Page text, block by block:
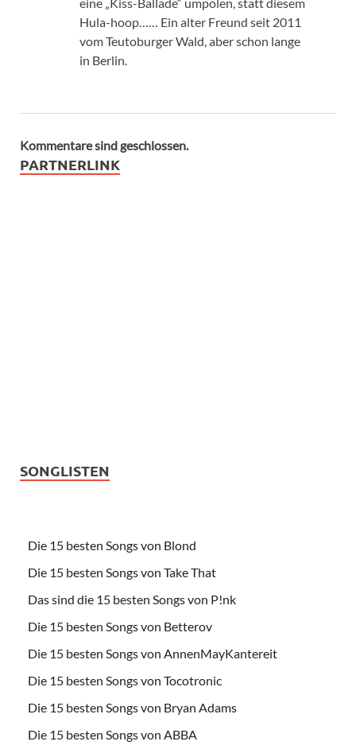
Hula-hoop…… Ein alter Freund seit 2011
vom Teutoburger Wald, aber schon lange
in Berlin.
Kommentare sind geschlossen.
PARTNERLINK
SONGLISTEN
Die 15 besten Songs von Blond
Die 15 besten Songs von Take That
Das sind die 15 besten Songs von P!nk
Die 15 besten Songs von Betterov
Die 15 besten Songs von AnnenMayKantereit
Die 15 besten Songs von Tocotronic
Die 15 besten Songs von Bryan Adams
Die 15 besten Songs von ABBA